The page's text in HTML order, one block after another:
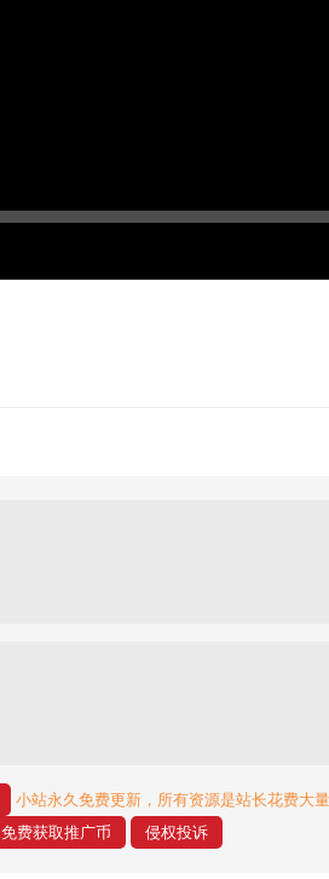
小站永久免费更新，所有资源是站长花费大
免费获取推广币 侵权投诉